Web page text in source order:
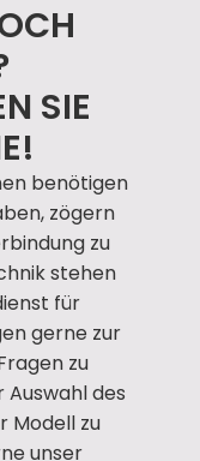
SIE
benötigen
zögern
zu
stehen
für
gerne zur
zu
des
Modell zu
unser